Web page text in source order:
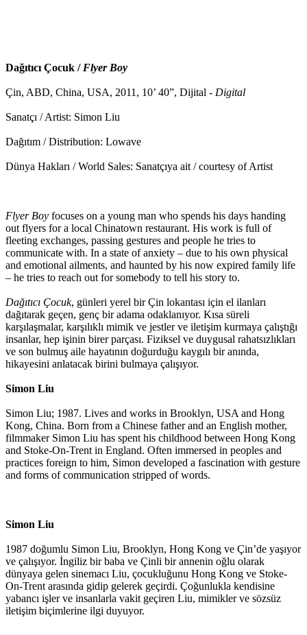
Dağıtıcı Çocuk / Flyer Boy
Çin, ABD, China, USA, 2011, 10’ 40”, Dijital - Digital
Sanatçı / Artist: Simon Liu
Dağıtım / Distribution: Lowave
Dünya Hakları / World Sales: Sanatçıya ait / courtesy of Artist
Flyer Boy focuses on a young man who spends his days handing
out flyers for a local Chinatown restaurant. His work is full of
fleeting exchanges, passing gestures and people he tries to
communicate with. In a state of anxiety – due to his own physical
and emotional ailments, and haunted by his now expired family life
– he tries to reach out for somebody to tell his story to.
Dağıtıcı Çocuk, günleri yerel bir Çin lokantası için el ilanları
dağıtarak geçen, genç bir adama odaklanıyor. Kısa süreli
karşılaşmalar, karşılıklı mimik ve jestler ve iletişim kurmaya çalıştığı
insanlar, hep işinin birer parçası. Fiziksel ve duygusal rahatsızlıkları
ve son bulmuş aile hayatının doğurduğu kaygılı bir anında,
hikayesini anlatacak birini bulmaya çalışıyor.
Simon Liu
Simon Liu; 1987. Lives and works in Brooklyn, USA and Hong
Kong, China. Born from a Chinese father and an English mother,
filmmaker Simon Liu has spent his childhood between Hong Kong
and Stoke-On-Trent in England. Often immersed in peoples and
practices foreign to him, Simon developed a fascination with gesture
and forms of communication stripped of words.
Simon Liu
1987 doğumlu Simon Liu, Brooklyn, Hong Kong ve Çin’de yaşıyor
ve çalışıyor. İngiliz bir baba ve Çinli bir annenin oğlu olarak
dünyaya gelen sinemacı Liu, çocukluğunu Hong Kong ve Stoke-
On-Trent arasında gidip gelerek geçirdi. Çoğunlukla kendisine
yabancı işler ve insanlarla vakit geçiren Liu, mimikler ve sözsüz
iletişim biçimlerine ilgi duyuyor.